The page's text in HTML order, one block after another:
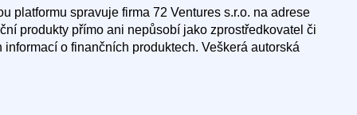
platformu spravuje firma 72 Ventures s.r.o. na adrese
produkty přímo ani nepůsobí jako zprostředkovatel či
o finančních produktech. Veškerá autorská